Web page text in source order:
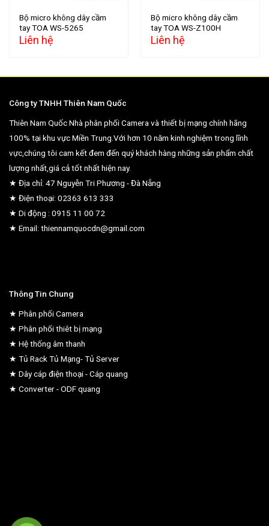
Bộ micro không dây cầm
tay TOA WS-5265
Liên hệ
Bộ micro không dây cầm
tay TOA WS-Z100H
Liên hệ
Công ty TNHH Thiên Nam Quốc
Thiên Nam Quốc Nhà phân phối Camera và thiết bị mạng chính hãng
100% tại khu vực Miền Trung.Với hơn 10 năm kinh nghiệm trong lĩnh
vực,chúng tôi cam kết đem đến quý khách hàng những sản phẩm chất
lượng nhất,giá cả tốt nhất hiện nay.
★ Địa chỉ: 47 Nguyễn Tri Phương - Đà Nẵng
★ Điện thoại: 02363 613 333
★ Di động : 0915 11 00 72
★ Email: thiennamquocdn@gmail.com
Thông Tin Chung
★ Phân phối Camera
★ Phân phối thiêt bị mạng
★ Hệ thống âm thanh
★ Tủ Rack Tủ Mạng- Tủ Server
★ Dây cáp điện thoại - Cáp quang
★ Converter - ODF quang